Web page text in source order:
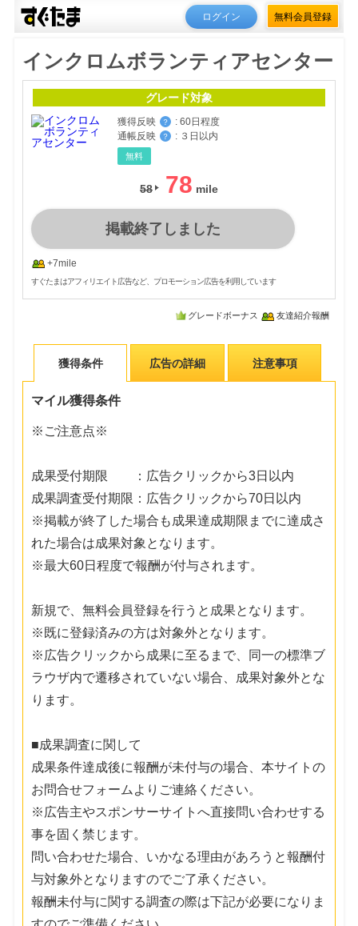
ログイン 無料会員登録
インクロムボランティアセンター
グレード対象
獲得反映 ？ : 60日程度
通帳反映
？ : ３日以内
無料
58 78
掲載終了しました
+7mile
すぐたまはアフィリエイト広告など、プロモーション広告を利用しています
グレードボーナス 友達紹介報酬
獲得条件 広告の詳細 注意事項
マイル獲得条件
※ご注意点※
成果受付期限 ：広告クリックから3日以内
成果調査受付期限：広告クリックから70日以内
※掲載が終了した場合も成果達成期限までに達成さ
れた場合は成果対象となります。
※最大60日程度で報酬が付与されます。
新規で、無料会員登録を行うと成果となります。
※既に登録済みの方は対象外となります。
※広告クリックから成果に至るまで、同一の標準ブ
ラウザ内で遷移されていない場合、成果対象外とな
ります。
■成果調査に関して
成果条件達成後に報酬が未付与の場合、本サイトの
お問合せフォームよりご連絡ください。
※広告主やスポンサーサイトへ直接問い合わせする
事を固く禁じます。
問い合わせた場合、いかなる理由があろうと報酬付
与対象外となりますのでご了承ください。
報酬未付与に関する調査の際は下記が必要になりま